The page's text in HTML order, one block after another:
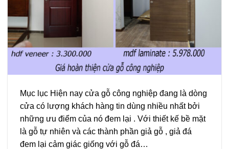
Mục lục Hiện nay cửa gỗ công nghiệp đang là dòng
cửa có lượng khách hàng tin dùng nhiều nhất bởi
những ưu điểm của nó đem lại . Với thiết kế bề mặt
là gỗ tự nhiên và các thành phần giả gỗ , giả đá
đem lại cảm giác giống với gỗ đá…